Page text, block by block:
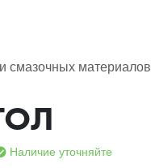
смазочных материалов
Наличие уточняйте